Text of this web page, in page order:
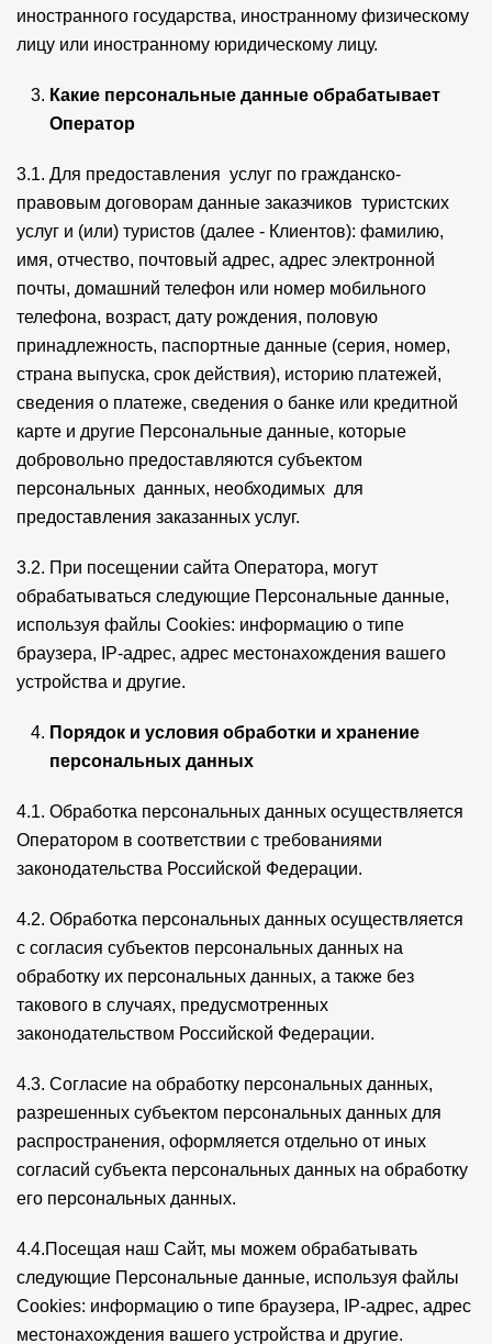
иностранного государства, иностранному физическому
лицу или иностранному юридическому лицу.
Какие персональные данные обрабатывает
Оператор
3.1. Для предоставления услуг по гражданско-
правовым договорам данные заказчиков туристских
услуг и (или) туристов (далее - Клиентов): фамилию,
имя, отчество, почтовый адрес, адрес электронной
почты, домашний телефон или номер мобильного
телефона, возраст, дату рождения, половую
принадлежность, паспортные данные (серия, номер,
страна выпуска, срок действия), историю платежей,
сведения о платеже, сведения о банке или кредитной
карте и другие Персональные данные, которые
добровольно предоставляются субъектом
персональных данных, необходимых для
предоставления заказанных услуг.
3.2. При посещении сайта Оператора, могут
обрабатываться следующие Персональные данные,
используя файлы Cookies: информацию о типе
браузера, IP-адрес, адрес местонахождения вашего
устройства и другие.
Порядок и условия обработки и хранение
персональных данных
4.1. Обработка персональных данных осуществляется
Оператором в соответствии с требованиями
законодательства Российской Федерации.
4.2. Обработка персональных данных осуществляется
с согласия субъектов персональных данных на
обработку их персональных данных, а также без
такового в случаях, предусмотренных
законодательством Российской Федерации.
4.3. Согласие на обработку персональных данных,
разрешенных субъектом персональных данных для
распространения, оформляется отдельно от иных
согласий субъекта персональных данных на обработку
его персональных данных.
4.4.Посещая наш Сайт, мы можем обрабатывать
следующие Персональные данные, используя файлы
Cookies: информацию о типе браузера, IP-адрес, адрес
местонахождения вашего устройства и другие.